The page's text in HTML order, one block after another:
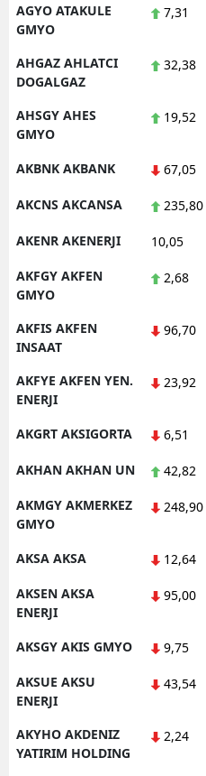
AGYO ATAKULE
GMYO
7,31
AHGAZ AHLATCI
DOGALGAZ
32,38
AHSGY AHES
GMYO
19,52
AKBNK AKBANK 67,05
AKCNS AKCANSA 235,80
AKENR AKENERJI 10,05
AKFGY AKFEN
GMYO
2,68
AKFIS AKFEN
INSAAT
96,70
AKFYE AKFEN YEN.
ENERJI
23,92
AKGRT AKSIGORTA 6,51
AKHAN AKHAN UN 42,82
AKMGY AKMERKEZ
GMYO
248,90
AKSA AKSA 12,64
AKSEN AKSA
ENERJI
95,00
AKSGY AKIS GMYO 9,75
AKSUE AKSU
ENERJI
43,54
AKYHO AKDENIZ
YATIRIM HOLDING
2,24